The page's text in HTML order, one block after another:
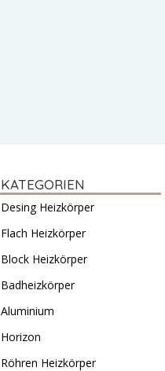
KATEGORIEN
Desing Heizkörper
Flach Heizkörper
Block Heizkörper
Badheizkörper
Aluminium
Horizon
Röhren Heizkörper